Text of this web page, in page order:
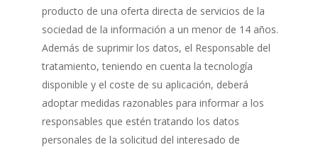
producto de una oferta directa de servicios de la
sociedad de la información a un menor de 14 años.
Además de suprimir los datos, el Responsable del
tratamiento, teniendo en cuenta la tecnología
disponible y el coste de su aplicación, deberá
adoptar medidas razonables para informar a los
responsables que estén tratando los datos
personales de la solicitud del interesado de